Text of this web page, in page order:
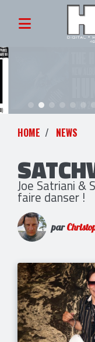
HOME NEWS
Joe Satriani &
faire danser !
par